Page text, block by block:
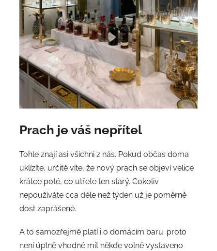
Prach je váš nepřítel
Tohle znají asi všichni z nás. Pokud občas doma
uklízíte, určitě víte, že nový prach se objeví velice
krátce poté, co utřete ten starý. Cokoliv
nepoužíváte cca déle než týden už je poměrně
dost zaprášené.
A to samozřejmě platí i o domácím baru. proto
není úplně vhodné mít někde volně vystaveno